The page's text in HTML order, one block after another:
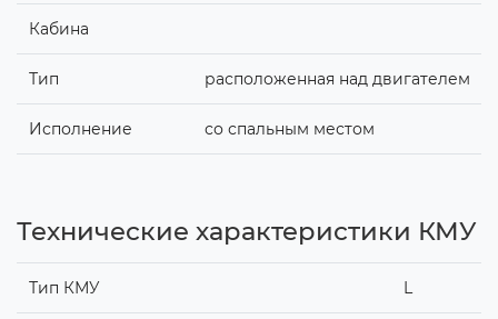
Кабина
Тип расположенная над двигателем
Исполнение со спальным местом
Технические характеристики КМУ
Тип КМУ L